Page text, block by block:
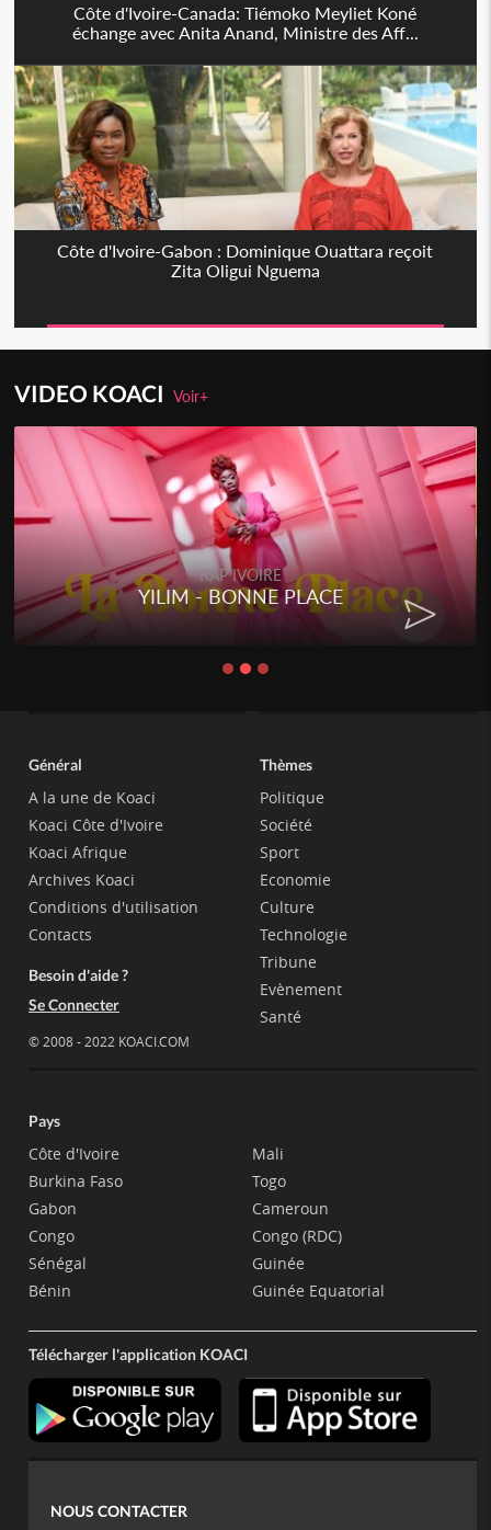
Côte d'Ivoire-Canada: Tiémoko Meyliet Koné
échange avec Anita Anand, Ministre des Aff...
Côte d'Ivoire-Gabon : Dominique Ouattara reçoit
Zita Oligui Nguema
VIDEO KOACIVoir+
RAP IVOIRE
YILIM - BONNE PLACE
Général
A la une de Koaci
Koaci Côte d'Ivoire
Koaci Afrique
Archives Koaci
Conditions d'utilisation
Contacts
Besoin d'aide ?
Se Connecter
© 2008 - 2022 KOACI.COM
Thèmes
Politique
Société
Sport
Economie
Culture
Technologie
Tribune
Evènement
Santé
Pays
Côte d'Ivoire
Burkina Faso
Gabon
Congo
Sénégal
Bénin
Mali
Togo
Cameroun
Congo (RDC)
Guinée
Guinée Equatorial
Télécharger l'application KOACI
NOUS CONTACTER